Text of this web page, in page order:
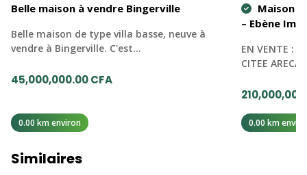
Belle maison à vendre Bingerville
Belle maison de type villa basse, neuve à
vendre à Bingerville. C'est…
45,000,000.00 CFA
0.00 km environ
Maison
– Ebène
EN VENTE :
CITEE
0.00 km
Similaires